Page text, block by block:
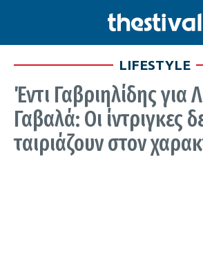
LIFESTYLE
Έντι Γαβριηλίδης για
Γαβαλά: Οι ίντριγκες
ταιριάζουν στον